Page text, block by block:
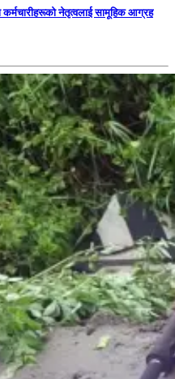
कर्मचारीहरूको नेतृत्वलाई सामूहिक आग्रह